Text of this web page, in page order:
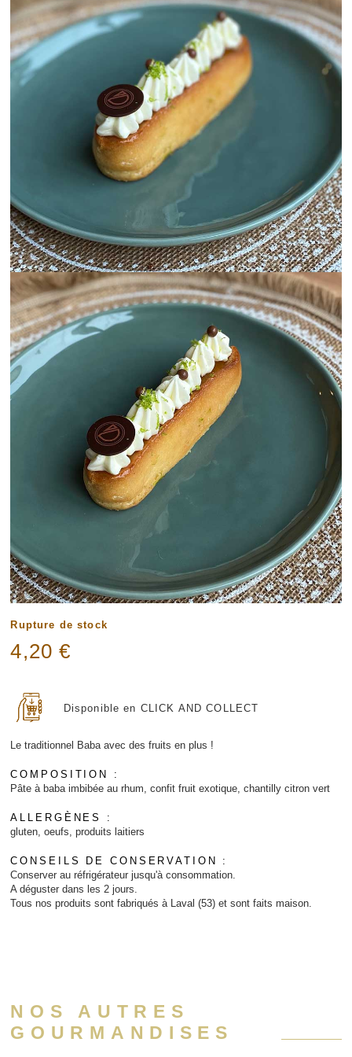
4,20€
Disponible en CLICK AND COLLECT
Le traditionnel Baba avec des fruits en plus !
COMPOSITION :
Pâte à baba imbibée au rhum, confit fruit exotique, chantilly citron vert
ALLERGÈNES :
gluten, oeufs, produits laitiers
CONSEILS DE CONSERVATION :
Conserver au réfrigérateur jusqu'à consommation.
A déguster dans les 2 jours.
Tous nos produits sont fabriqués à Laval (53) et sont faits maison.
Rupture de stock
NOS AUTRES
GOURMANDISES